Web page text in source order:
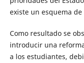
existe un esquema
Como resultado se
introducir una
a los estudiantes,